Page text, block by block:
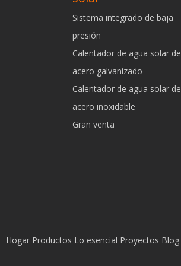
Sistema integrado de baja
presión
Calentador de agua solar de
acero galvanizado
Calentador de agua solar de
acero inoxidable
Gran venta
Hogar Productos Lo esencial Proyectos Blog